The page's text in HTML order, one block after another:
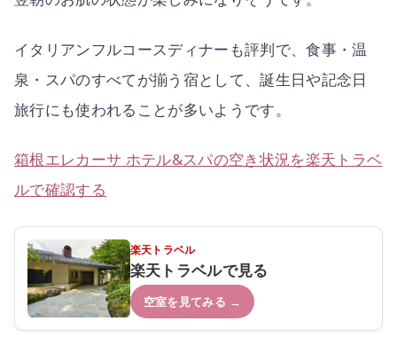
イタリアンフルコースディナーも評判で、食事・温
泉・スパのすべてが揃う宿として、誕生日や記念日
旅行にも使われることが多いようです。
箱根エレカーサ ホテル&スパの空き状況を楽天トラベ
ルで確認する
楽天トラベル
楽天トラベルで見る
空室を見てみる →